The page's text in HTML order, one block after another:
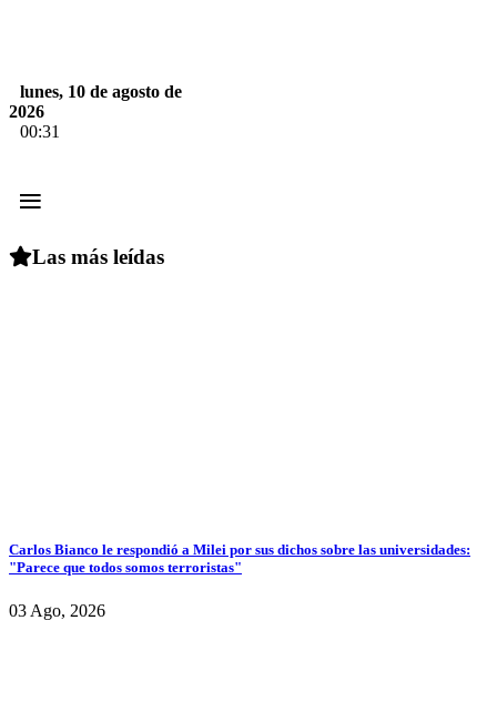
lunes, 10 de agosto de
2026
00:31
≡
Las más leídas
Carlos Bianco le respondió a Milei por sus dichos sobre las universidades:
"Parece que todos somos terroristas"
03 Ago, 2026